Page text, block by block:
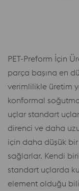
PET-Preform İçin
parça başına en
verimlilikle üretim
konformal
uçlar standart
direnci ve daha
için daha düşük
sağlarlar. Kendi
standart uçlarda
element olduğu